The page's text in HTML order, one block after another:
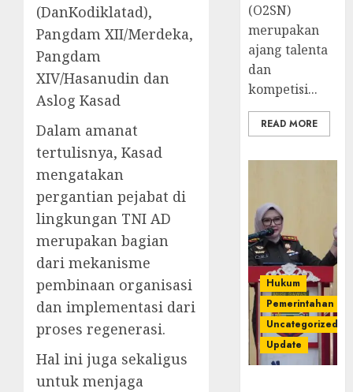
(DanKodiklatad),
Pangdam XII/Merdeka,
Pangdam
XIV/Hasanudin dan
Aslog Kasad
Dalam amanat
tertulisnya, Kasad
mengatakan
pergantian pejabat di
lingkungan TNI AD
merupakan bagian
dari mekanisme
pembinaan organisasi
dan implementasi dari
proses regenerasi.
Hal ini juga sekaligus
untuk menjaga
(O2SN)
merupakan
ajang talenta
dan
kompetisi...
READ MORE
Hukum
Pemerintahan
Uncategorized
Update